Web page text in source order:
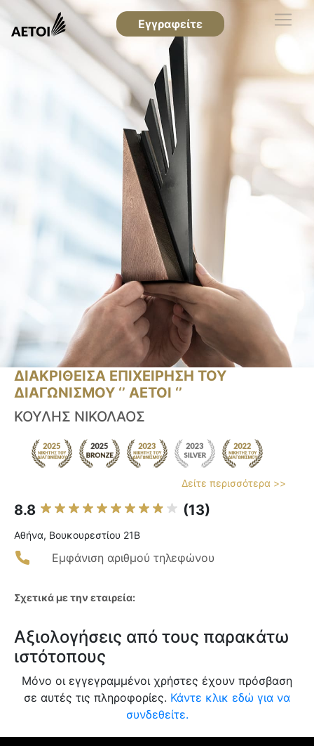
Εγγραφείτε
ΔΙΑΚΡΙΘΕΙΣΑ ΕΠΙΧΕΙΡΗΣΗ ΤΟΥ
ΔΙΑΓΩΝΙΣΜΟΥ ‘’ ΑΕΤΟΙ ‘’
ΚΟΥΛΗΣ ΝΙΚΟΛΑΟΣ
Δείτε περισσότερα >>
8.8 (13)
Αθήνα, Βουκουρεστίου 21B
Εμφάνιση αριθμού τηλεφώνου
Σχετικά με την εταιρεία:
Αξιολογήσεις από τους παρακάτω
ιστότοπους
Μόνο οι εγγεγραμμένοι χρήστες έχουν πρόσβαση
σε αυτές τις πληροφορίες. Κάντε κλικ εδώ για να
συνδεθείτε.